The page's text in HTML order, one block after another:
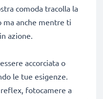
comoda tracolla la
ma anche mentre ti
azione.
accorciata o
le tue esigenze.
fotocamere a